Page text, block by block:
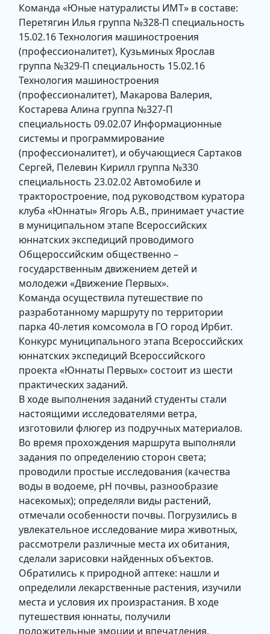
Команда «Юные натуралисты ИМТ» в составе:
Перетягин Илья группа №328-П специальность
15.02.16 Технология машиностроения
(профессионалитет), Кузьминых Ярослав
группа №329-П специальность 15.02.16
Технология машиностроения
(профессионалитет), Макарова Валерия,
Костарева Алина группа №327-П
специальность 09.02.07 Информационные
системы и программирование
(профессионалитет), и обучающиеся Сартаков
Сергей, Пелевин Кирилл группа №330
специальность 23.02.02 Автомобиле и
тракторостроение, под руководством куратора
клуба «Юннаты» Ягорь А.В., принимает участие
в муниципальном этапе Всероссийских
юннатских экспедиций проводимого
Общероссийским общественно –
государственным движением детей и
молодежи «Движение Первых».
Команда осуществила путешествие по
разработанному маршруту по территории
парка 40-летия комсомола в ГО город Ирбит.
Конкурс муниципального этапа Всероссийских
юннатских экспедиций Всероссийского
проекта «Юннаты Первых» состоит из шести
практических заданий.
В ходе выполнения заданий студенты стали
настоящими исследователями ветра,
изготовили флюгер из подручных материалов.
Во время прохождения маршрута выполняли
задания по определению сторон света;
проводили простые исследования (качества
воды в водоеме, рН почвы, разнообразие
насекомых); определяли виды растений,
отмечали особенности почвы. Погрузились в
увлекательное исследование мира животных,
рассмотрели различные места их обитания,
сделали зарисовки найденных объектов.
Обратились к природной аптеке: нашли и
определили лекарственные растения, изучили
места и условия их произрастания. В ходе
путешествия юннаты, получили
положительные эмоции и впечатления,